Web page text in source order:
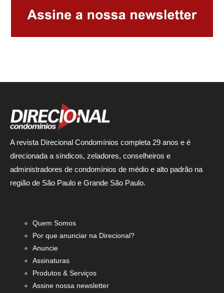
A revista Direcional Condomínios completa 29 anos e é
direcionada a síndicos, zeladores, conselheiros e
administradores de condomínios de médio e alto padrão na
região de São Paulo e Grande São Paulo.
Quem Somos
Por que anunciar na Direcional?
Anuncie
Assinaturas
Produtos & Serviços
Assine nossa newsletter